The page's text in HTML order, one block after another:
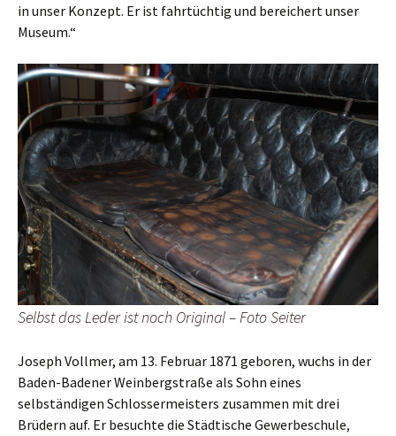
in unser Konzept. Er ist fahrtüchtig und bereichert unser
Museum.“
Selbst das Leder ist noch Original – Foto Seiter
Joseph Vollmer, am 13. Februar 1871 geboren, wuchs in der
Baden-Badener Weinbergstraße als Sohn eines
selbständigen Schlossermeisters zusammen mit drei
Brüdern auf. Er besuchte die Städtische Gewerbeschule,